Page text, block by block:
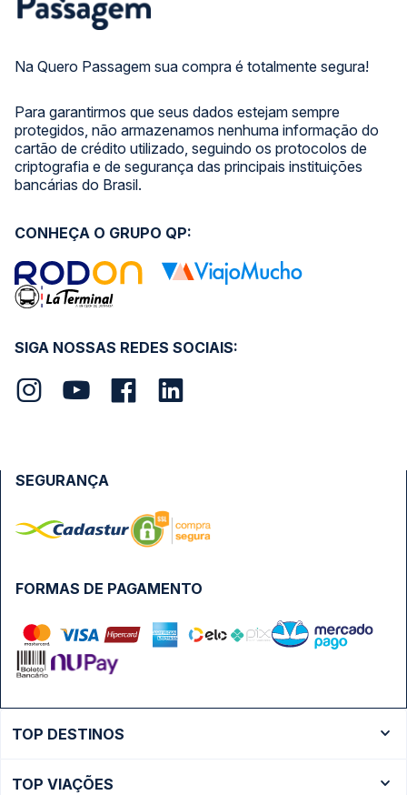
Na Quero Passagem sua compra é totalmente segura!
Para garantirmos que seus dados estejam sempre
protegidos, não armazenamos nenhuma informação do
cartão de crédito utilizado, seguindo os protocolos de
criptografia e de segurança das principais instituições
bancárias do Brasil.
SIGA NOSSAS REDES SOCIAIS:
CONHEÇA O GRUPO QP:
FORMAS DE PAGAMENTO
SEGURANÇA
TOP DESTINOS
TOP VIAÇÕES